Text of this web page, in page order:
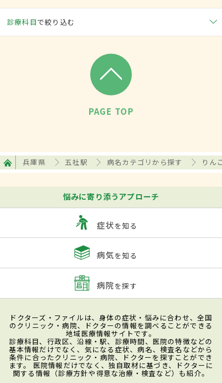
診療科目で絞り込む
PAGE TOP
兵庫県 五社駅 病名カテゴリから探す りん
悩みに寄り添うアプローチ
症状を知る
病気を知る
病院を探す
ドクターズ・ファイルは、身体の症状・悩みに合わせ、全国
のクリニック・病院、ドクターの情報を調べることができる
地域医療情報サイトです。
診療科目、行政区、沿線・駅、診療時間、医院の特徴などの
基本情報だけでなく、気になる症状、病名、検査名などから
条件に合ったクリニック・病院、ドクターを探すことができ
ます。 医院情報だけでなく、独自取材に基づき、ドクターに
関する情報（診療方針や得意な治療・検査など）も紹介。